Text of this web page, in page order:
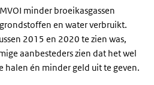
minder broeikasgassen
en water verbruikt.
2015 en 2020 te zien was,
aanbesteders zien dat het wel
halen én minder geld uit te geven.